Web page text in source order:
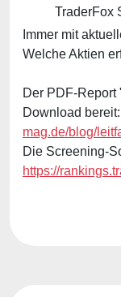
TraderFox
Immer mit
Welche Aktien
Der PDF-Report
Download bereit:
mag.de/blog/
Die Screening-
https://